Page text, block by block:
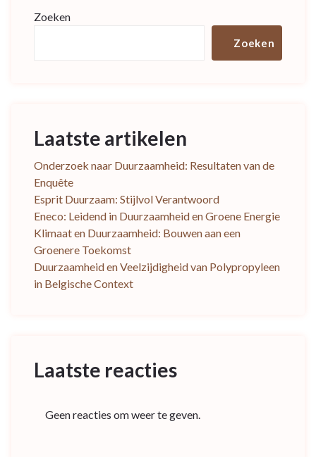
Zoeken
Zoeken
Laatste artikelen
Onderzoek naar Duurzaamheid: Resultaten van de
Enquête
Esprit Duurzaam: Stijlvol Verantwoord
Eneco: Leidend in Duurzaamheid en Groene Energie
Klimaat en Duurzaamheid: Bouwen aan een
Groenere Toekomst
Duurzaamheid en Veelzijdigheid van Polypropyleen
in Belgische Context
Laatste reacties
Geen reacties om weer te geven.